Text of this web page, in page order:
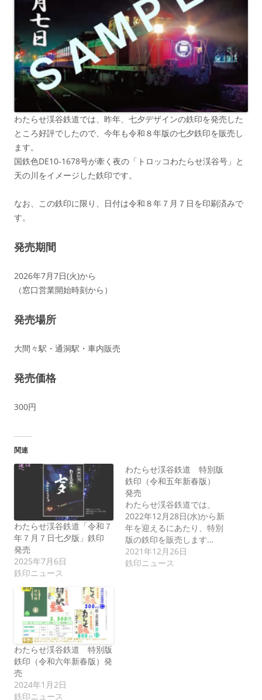
わたらせ渓谷鉄道では、昨年、七夕デザインの鉄印を発売した
ところ好評でしたので、今年も令和８年版の七夕鉄印を販売し
ます。
国鉄色DE10-1678号が牽く夜の「トロッコわたらせ渓谷号」と
天の川をイメージした鉄印です。
なお、この鉄印に限り、日付は令和８年７月７日を印刷済みで
す。
発売期間
2026年7月7日(火)から
（窓口営業開始時刻から）
発売場所
大間々駅・通洞駅・車内販売
発売価格
300円
関連
わたらせ渓谷鉄道「令和７
年７月７日七夕版」鉄印
発売
2025年7月6日
鉄印ニュース
わたらせ渓谷鉄道 特別版
鉄印（令和五年新春版）
発売
わたらせ渓谷鉄道では、
2022年12月28日(水)から新
年を迎えるにあたり、特別
版の鉄印を販売します…
2021年12月26日
鉄印ニュース
わたらせ渓谷鉄道 特別版
鉄印（令和六年新春版）発
売
2024年1月2日
鉄印ニュース